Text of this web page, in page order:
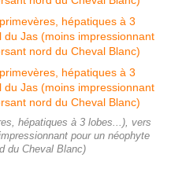
hépatiques à 3 lobes...), vers
pour un néophyte
du Cheval Blanc)